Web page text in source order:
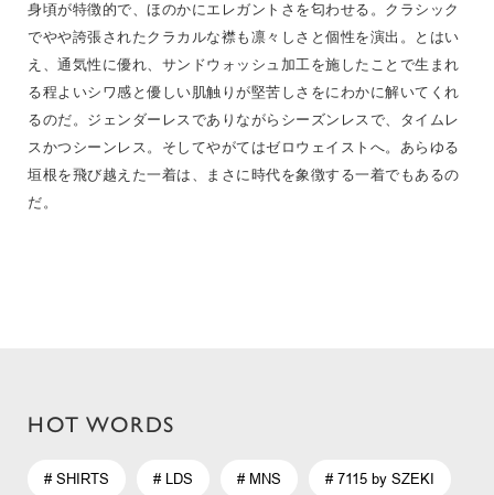
身頃が特徴的で、ほのかにエレガントさを匂わせる。クラシック
でやや誇張されたクラカルな襟も凛々しさと個性を演出。とはい
え、通気性に優れ、サンドウォッシュ加工を施したことで生まれ
る程よいシワ感と優しい肌触りが堅苦しさをにわかに解いてくれ
るのだ。ジェンダーレスでありながらシーズンレスで、タイムレ
スかつシーンレス。そしてやがてはゼロウェイストへ。あらゆる
垣根を飛び越えた一着は、まさに時代を象徴する一着でもあるの
だ。
HOT WORDS
# SHIRTS # LDS # MNS # 7115 by SZEKI